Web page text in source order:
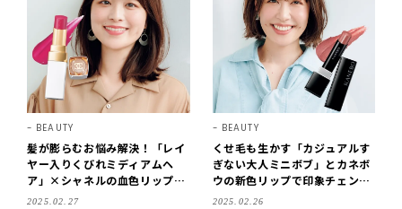
BEAUTY
髪が膨らむお悩み解決！「レイ
ヤー入りくびれミディアムヘ
ア」×シャネルの血色リップで
変身
2025.02.27
BEAUTY
くせ毛も生かす「カジュアルす
ぎない大人ミニボブ」とカネボ
ウの新色リップで印象チェン
ジ！
2025.02.26